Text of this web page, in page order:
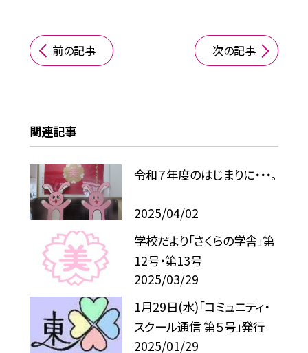
前の記事 次の記事
関連記事
令和７年度のはじまりに・・・。
2025/04/02
学校だより「さくらの学舎」第
12号・第13号
2025/03/29
1月29日(水)「コミュニティ・
スクール通信 第５号」発行
2025/01/29